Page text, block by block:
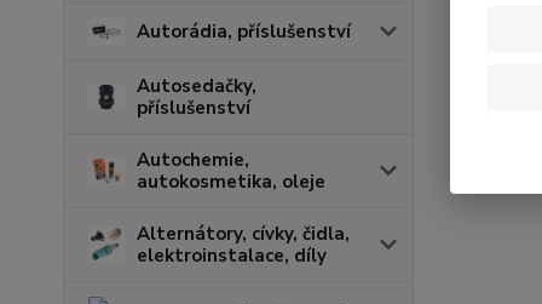
Autorádia, příslušenství
Autosedačky,
příslušenství
Autochemie,
autokosmetika, oleje
Alternátory, cívky, čidla,
elektroinstalace, díly